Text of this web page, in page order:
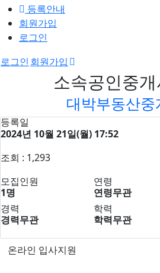
등록안내
회원가입
로그인
로그인 회원가입
소속공인중
대박부동산중
등록일
2024년 10월 21일(월) 17:52
조회 : 1,293
모집인원
1명
연령
연령무관
경력
경력무관
학력
학력무관
온라인 입사지원